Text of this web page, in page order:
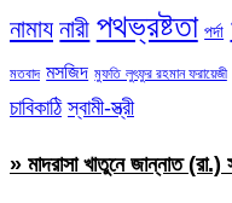
নামায নারী পথভ্রষ্টতা পর্দা
মতবাদ মসজিদ মুফতি লুৎফুর রহমান ফরায়েজী
চাবিকাঠি স্বামী-স্ত্রী
» মাদরাসা খাতুনে জান্নাত